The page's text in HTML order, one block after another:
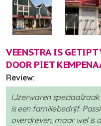
VEENSTRA IS
DOOR PIET
Review:
IJzerwaren
is een familiebedrijf.
overdreven, maar wel is